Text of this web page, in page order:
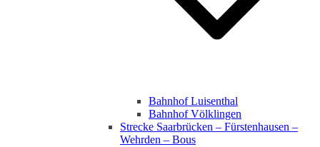
Bahnhof Luisenthal
Bahnhof Völklingen
Strecke Saarbrücken – Fürstenhausen –
Wehrden – Bous